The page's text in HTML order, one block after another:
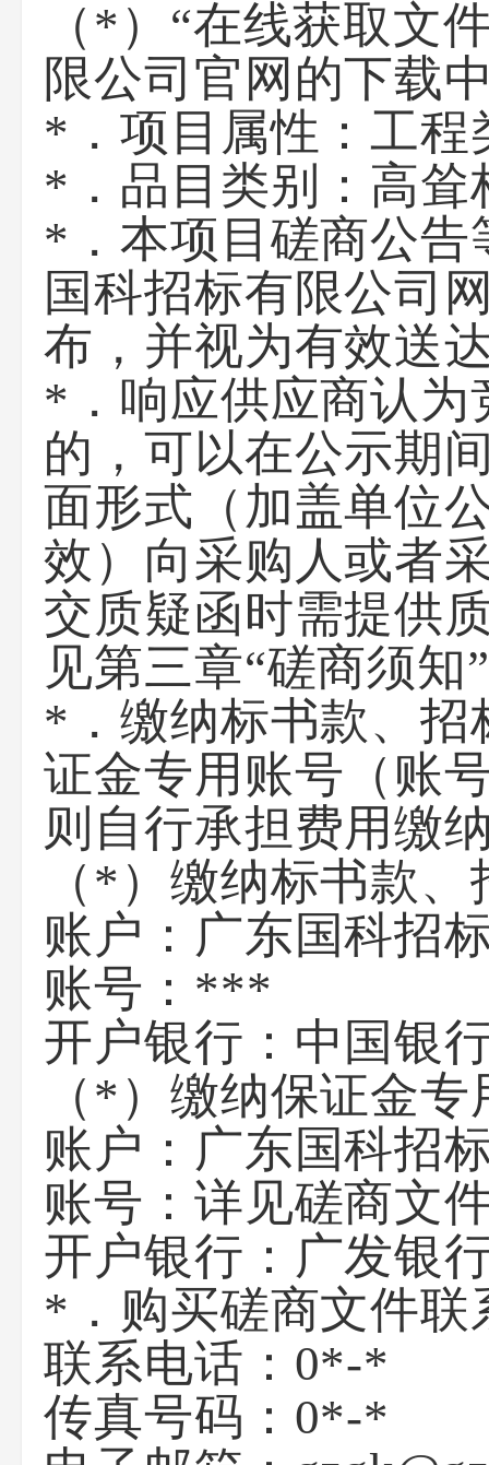
（*）“在线获取文
限公司官网的下载
*．项目属性：工程
*．品目类别：高耸
*．本项目磋商公
国科招标有限公司
布，并视为有效送
*．响应供应商认为
的，可以在公示期
面形式（加盖单位
效）向采购人或者
交质疑函时需提供
见第三章“磋商须知
*．缴纳标书款、招
证金专用账号（账
则自行承担费用缴
（*）缴纳标书款
账户：广东国科招
账号：***
开户银行：中国银
（*）缴纳保证金
账户：广东国科招
账号：详见磋商文
开户银行：广发银
*．购买磋商文件联
联系电话：0*-*
传真号码：0*-*